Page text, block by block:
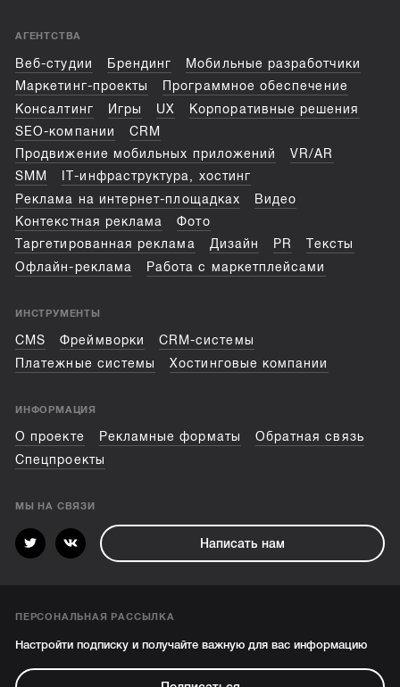
АГЕНТСТВА
Веб-студии Брендинг
Мобильные разработчики
Маркетинг-проекты
Программное обеспечение
Консалтинг
Игры UX
Корпоративные решения
SEO-компании
CRM
Продвижение мобильных приложений
VR/AR
SMM
IT-инфраструктура, хостинг
Реклама на интернет-площадках
Видео
Контекстная реклама
Фото
Таргетированная реклама
Дизайн PR
Тексты
Офлайн-реклама
Работа с маркетплейсами
ИНСТРУМЕНТЫ
CMS Фреймворки
CRM-системы
Платежные системы
Хостинговые компании
ИНФОРМАЦИЯ
О проекте Рекламные форматы
Обратная связь
Спецпроекты
МЫ НА СВЯЗИ
Написать нам
ПЕРСОНАЛЬНАЯ РАССЫЛКА
Настройти подписку и получайте важную для вас информацию